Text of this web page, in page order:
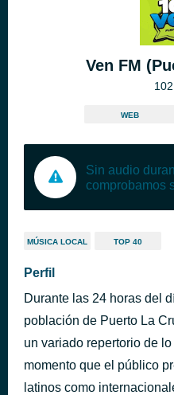
Ven FM
WEB
Sin audio
comprobamos
MÚSICA LOCAL TOP 40
Perfil
Durante las 24 horas del
población de Puerto La
un variado repertorio de
momento que el público
latinos como